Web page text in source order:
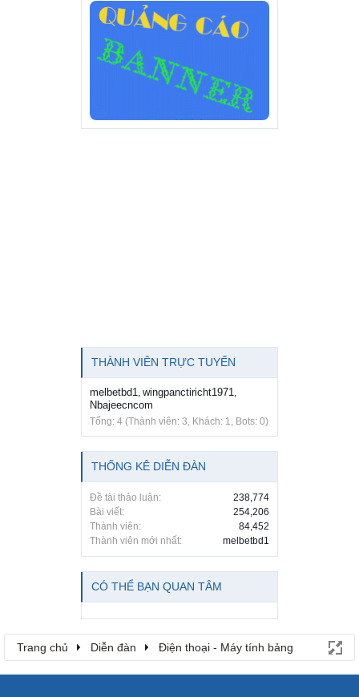
THÀNH VIÊN TRỰC TUYẾN
melbetbd1, wingpanctiricht1971,
Nbajeecncom
Tổng: 4 (Thành viên: 3, Khách: 1, Bots: 0)
THỐNG KÊ DIỄN ĐÀN
Đề tài thảo luận:
238,774
Bài viết:
254,206
Thành viên:
84,452
Thành viên mới nhất:
melbetbd1
CÓ THỂ BẠN QUAN TÂM
Trang chủ Diễn đàn Điện thoại - Máy tính bảng